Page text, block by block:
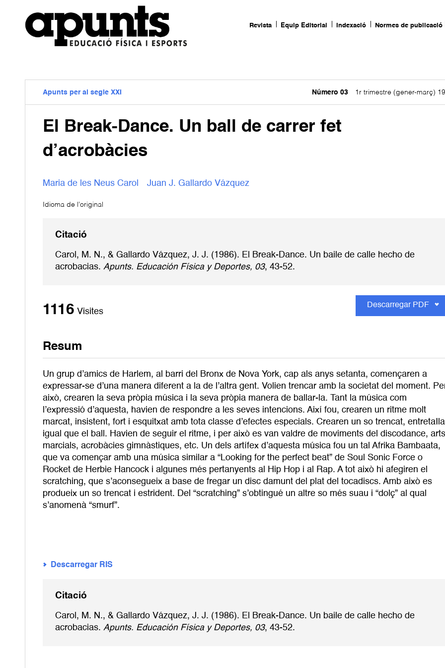
Revista Equip Editorial Indexació Normes de publicació
Apunts per al segle XXI Número 03 1r trimestre (gener-març)
El Break-Dance. Un ball de carrer fet
d’acrobàcies
Maria de les Neus Carol Juan J. Gallardo Vázquez
Idioma de l’original
Citació
Carol, M. N., & Gallardo Vázquez, J. J. (1986). El Break-Dance. Un baile de calle hecho de
acrobacias. Apunts. Educación Física y Deportes, 03, 43-52.
1116 Visites
Descarregar PDF
Resum
Un grup d’amics de Harlem, al barri del Bronx de Nova York, cap als anys setanta, començaren a
expressar-se d’una manera diferent a la de l’altra gent. Volien trencar amb la societat del moment.
això, crearen la seva pròpia música i la seva pròpia manera de ballar-la. Tant la música com
l’expressió d’aquesta, havien de respondre a les seves intencions. Així fou, crearen un ritme molt
marcat, insistent, fort i esquitxat amb tota classe d’efectes especials. Crearen un so trencat,
igual que el ball. Havien de seguir el ritme, i per això es van valdre de moviments del discodance, arts
marcials, acrobàcies gimnàstiques, etc. Un dels artífex d’aquesta música fou un tal Afrika Bambaata,
que va començar amb una música similar a “Looking for the perfect beat” de Soul Sonic Force o
Rocket de Herbie Hancock i algunes més pertanyents al Hip Hop i al Rap. A tot això hi afegiren el
scratching, que s’aconsegueix a base de fregar un disc damunt del plat del tocadiscs. Amb això es
produeix un so trencat i estrident. Del “scratching” s’obtingué un altre so més suau i “dolç” al qual
s’anomenà “smurf”.
Descarregar RIS
Citació
Carol, M. N., & Gallardo Vázquez, J. J. (1986). El Break-Dance. Un baile de calle hecho de
acrobacias. Apunts. Educación Física y Deportes, 03, 43-52.